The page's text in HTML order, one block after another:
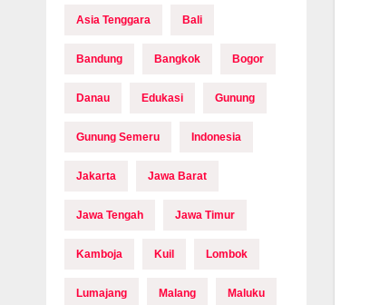
Asia Tenggara Bali
Bandung Bangkok Bogor
Danau Edukasi Gunung
Gunung Semeru Indonesia
Jakarta Jawa Barat
Jawa Tengah Jawa Timur
Kamboja Kuil Lombok
Lumajang Malang Maluku